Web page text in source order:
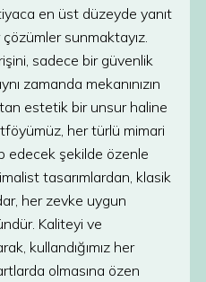
en üst düzeyde yanıt
sunmaktayız.
sadece bir güvenlik
zamanda mekanınızın
estetik bir unsur haline
her türlü mimari
edecek şekilde özenle
tasarımlardan, klasik
her zevke uygun
Kaliteyi ve
kullandığımız her
olmasına özen